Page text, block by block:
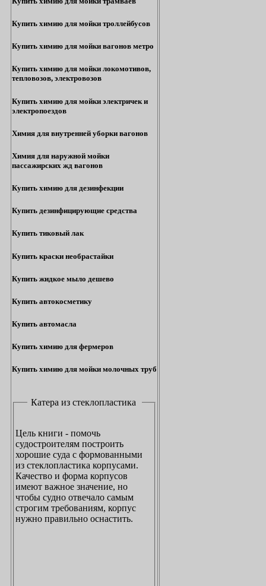
Купить химию для мойки троллейбусов
Купить химию для мойки вагонов метро
Купить химию для мойки локомотивов,
тепловозов, электровозов
Купить химию для мойки электричек и
электропоездов
Химия для внутренней уборки вагонов
Химия для наружной мойки
пассажирских жд вагонов
Купить химию для дезинфекции
Купить дезинфицирующие средства
Купить тиковый лак
Купить краски необрастайки
Купить жидкое мыло дешево
Купить автокосметику
Купить автомасла
Купить химию для фермеров
Купить химию для мойки молочных труб
Катера из стеклопластика
Цель книги - помочь
судостроителям построить
хорошие суда с формованными
из стеклопластика корпусами.
Качество и форма корпусов
имеют важное значение, но
чтобы судно отвечало самым
строгим требованиям, корпус
нужно правильно оснастить.